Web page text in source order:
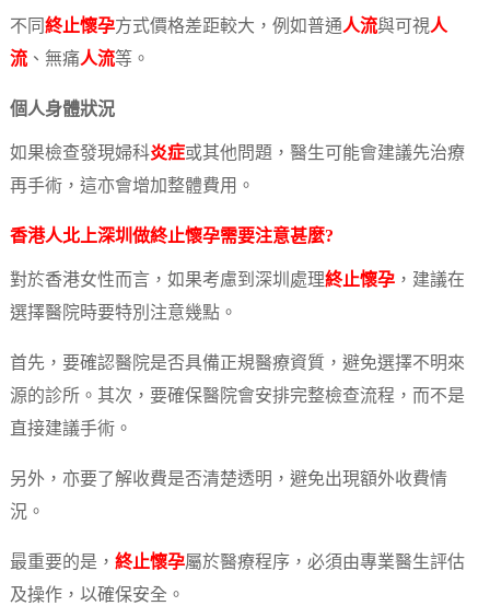
不同 終止懷孕方式價格差距較大，例如普通人流與可視人
流、無痛人流等。
個人身體狀況
如果檢查發現婦科炎症或其他問題，醫生可能會建議先治療
再手術，這亦會增加整體費用。
香港人北上深圳做終止懷孕需要注意甚麼?
對於香港女性而言，如果考慮到深圳處理終止懷孕，建議在
選擇醫院時要特別注意幾點。
首先，要確認醫院是否具備正規醫療資質，避免選擇不明來
源的診所。其次，要確保醫院會安排完整檢查流程，而不是
直接建議手術。
另外，亦要了解收費是否清楚透明，避免出現額外收費情
況。
最重要的是， 終止懷孕屬於醫療程序，必須由專業醫生評估
及操作，以確保安全。